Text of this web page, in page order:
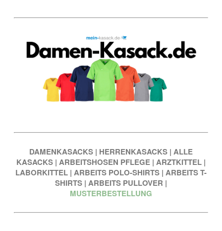
DAMENKASACKS | HERRENKASACKS | ALLE
KASACKS | ARBEITSHOSEN PFLEGE | ARZTKITTEL |
LABORKITTEL | ARBEITS POLO-SHIRTS | ARBEITS T-
SHIRTS | ARBEITS PULLOVER |
MUSTERBESTELLUNG